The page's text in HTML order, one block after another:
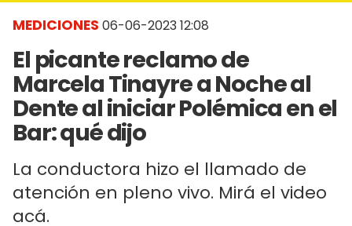
MEDICIONES 06-06-2023 12:08
El picante reclamo de
Marcela Tinayre a Noche al
Dente al iniciar Polémica en el
Bar: qué dijo
La conductora hizo el llamado de
atención en pleno vivo. Mirá el video
acá.